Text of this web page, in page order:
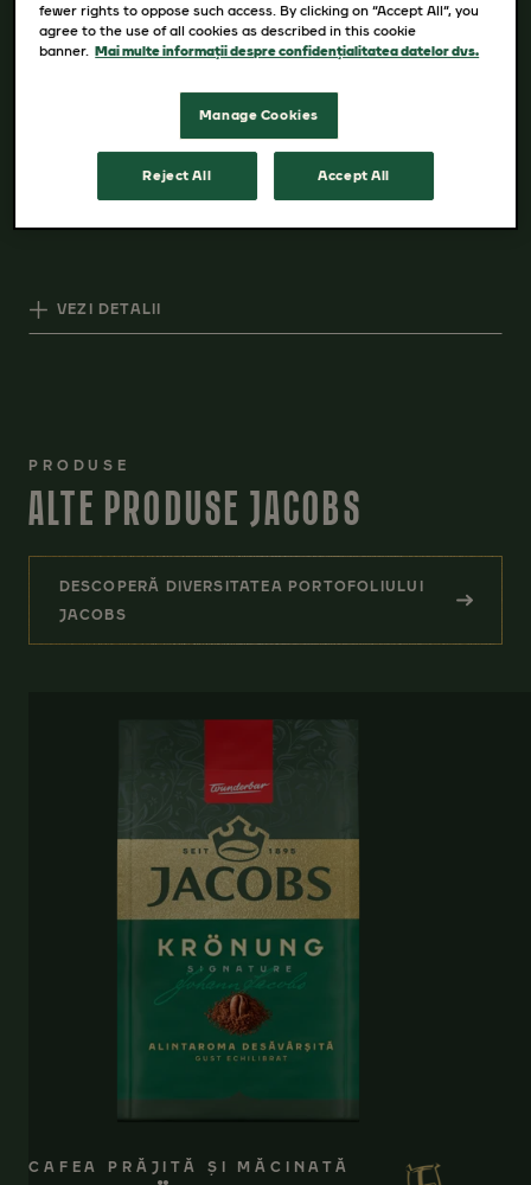
GRAMAJ
14.5G x 8 PLICURI
VEZI DETALII
PRODUSE
ALTE PRODUSE JACOBS
DESCOPERĂ DIVERSITATEA PORTOFOLIULUI
JACOBS
CAFEA PRĂJITĂ ȘI MĂCINATĂ
fewer rights to oppose such access. By clicking on “Accept All”, you
agree to the use of all cookies as described in this cookie
banner. Mai multe informații despre confidențialitatea datelor dvs.
Manage Cookies
Reject All Accept All